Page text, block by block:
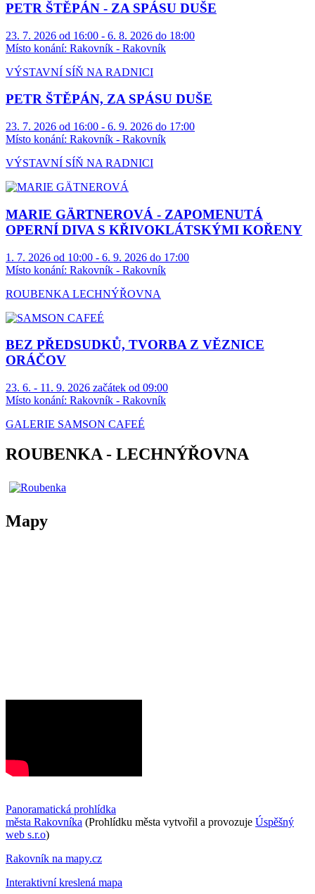
PETR ŠTĚPÁN - ZA SPÁSU DUŠE
23. 7. 2026 od 16:00 - 6. 8. 2026 do 18:00
Místo konání: Rakovník - Rakovník
VÝSTAVNÍ SÍŇ NA RADNICI
PETR ŠTĚPÁN, ZA SPÁSU DUŠE
23. 7. 2026 od 16:00 - 6. 9. 2026 do 17:00
Místo konání: Rakovník - Rakovník
VÝSTAVNÍ SÍŇ NA RADNICI
MARIE GÄRTNEROVÁ - ZAPOMENUTÁ
OPERNÍ DIVA S KŘIVOKLÁTSKÝMI KOŘENY
1. 7. 2026 od 10:00 - 6. 9. 2026 do 17:00
Místo konání: Rakovník - Rakovník
ROUBENKA LECHNÝŘOVNA
BEZ PŘEDSUDKŮ, TVORBA Z VĚZNICE
ORÁČOV
23. 6. - 11. 9. 2026 začátek od 09:00
Místo konání: Rakovník - Rakovník
GALERIE SAMSON CAFEÉ
ROUBENKA - LECHNÝŘOVNA
Mapy
Panoramatická prohlídka
města Rakovníka (Prohlídku města vytvořil a provozuje Úspěšný
web s.r.o)
Rakovník na mapy.cz
Interaktivní kreslená mapa